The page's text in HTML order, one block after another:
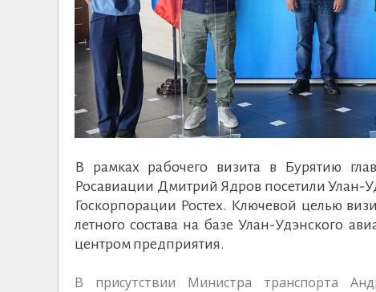
В рамках рабочего визита в Бурятию
Росавиации Дмитрий Ядров посетили Улан-
Госкорпорации Ростех. Ключевой целью
летного состава на базе Улан-Удэнского
центром предприятия.
В присутствии Министра транспорта